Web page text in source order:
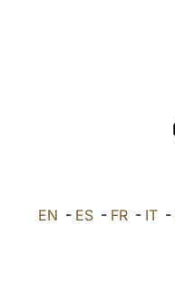
EN - ES- FR- IT-